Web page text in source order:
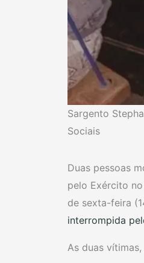
Sargento
Sociais
Duas pessoas
pelo Exército
de sexta-feira
interrompida
As duas